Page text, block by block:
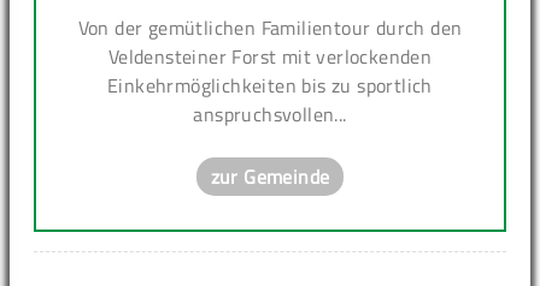
Von der gemütlichen Familientour durch den
Veldensteiner Forst mit verlockenden
Einkehrmöglichkeiten bis zu sportlich
anspruchsvollen...
zur Gemeinde